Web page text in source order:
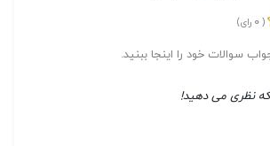
(
0 رای)
سوالات خود را اینجا ببنید.
که نظری می دهید!